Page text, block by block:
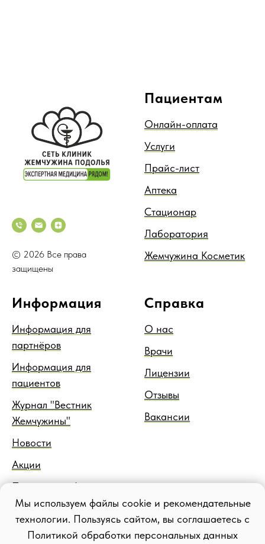
© 2026 Все права
защищены
Пациентам
Онлайн-оплата
Услуги
Прайс-лист
Аптека
Стационар
Лаборатория
Жемчужина Косметик
Информация
Информация для
партнёров
Информация для
пациентов
Журнал "Вестник
Жемчужины"
Новости
Акции
Правовая информация
Блог
Справка
О нас
Врачи
Лицензии
Отзывы
Вакансии
Мы используем файлы cookie и рекомендательные
технологии. Пользуясь сайтом, вы соглашаетесь с
Политикой обработки персональных данных